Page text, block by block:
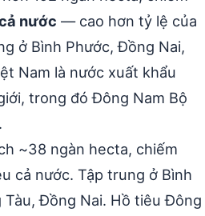
nước — cao hơn tỷ lệ của
ở Bình Phước, Đồng Nai,
Nam là nước xuất khẩu
trong đó Đông Nam Bộ
~38 ngàn hecta, chiếm
cả nước. Tập trung ở Bình
Tàu, Đồng Nai. Hồ tiêu Đông